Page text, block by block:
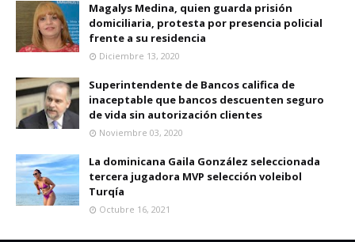
Magalys Medina, quien guarda prisión
domiciliaria, protesta por presencia policial
frente a su residencia
Diciembre 13, 2020
Superintendente de Bancos califica de
inaceptable que bancos descuenten seguro
de vida sin autorización clientes
Noviembre 03, 2020
La dominicana Gaila González seleccionada
tercera jugadora MVP selección voleibol
Turqía
Octubre 16, 2021